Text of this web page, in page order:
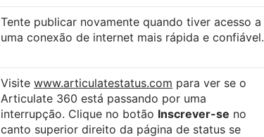
Tente publicar novamente quando tiver acesso a
uma conexão de internet mais rápida e confiável.
Visitewww.articulatestatus.com para ver se o
Articulate 360 está passando por uma
interrupção. Clique no botão Inscrever-se no
canto superior direito da página de status se